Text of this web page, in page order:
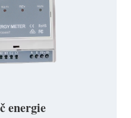
energie